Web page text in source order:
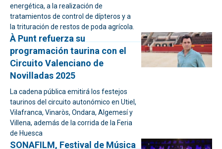
energética, a la realización de
tratamientos de control de dípteros y a
la trituración de restos de poda agrícola.
À Punt refuerza su
programación taurina con el
Circuito Valenciano de
Novilladas 2025
La cadena pública emitirá los festejos
taurinos del circuito autonómico en Utiel,
Vilafranca, Vinaròs, Ondara, Algemesí y
Villena, además de la corrida de la Feria
de Huesca
SONAFILM, Festival de Música